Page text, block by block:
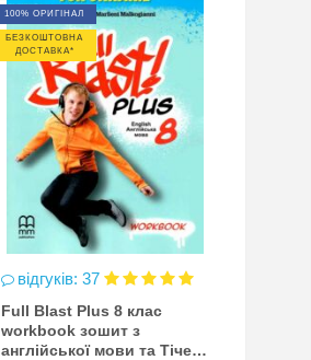
100% ОРИГІНАЛ
БЕЗКОШТОВНА
ДОСТАВКА*
відгуків: 37
Full Blast Plus 8 клас
workbook зошит з
англійської мови та Тічер